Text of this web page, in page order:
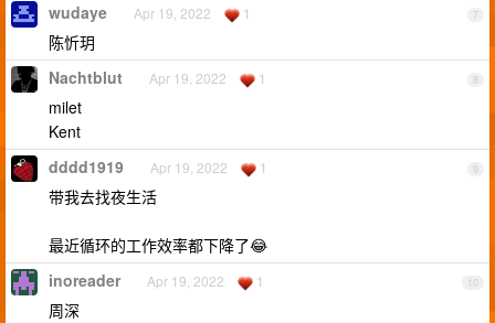
7
wudaye Apr 19, 2022 1
陈忻玥
8
Nachtblut Apr 19, 2022 1
milet
Kent
9
dddd1919 Apr 19, 2022 1
带我去找夜生活
最近循环的工作效率都下降了😂
10
inoreader Apr 19, 2022 1
周深